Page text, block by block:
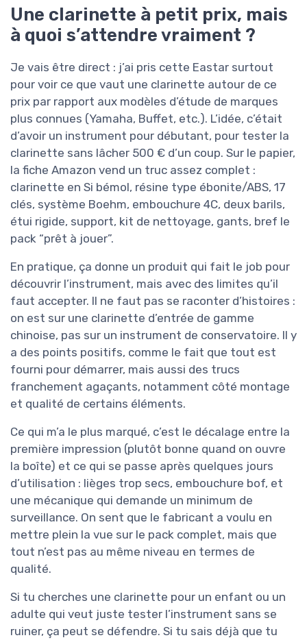
Une clarinette à petit prix, mais
à quoi s’attendre vraiment ?
Je vais être direct : j’ai pris cette Eastar surtout
pour voir ce que vaut une clarinette autour de ce
prix par rapport aux modèles d’étude de marques
plus connues (Yamaha, Buffet, etc.). L’idée, c’était
d’avoir un instrument pour débutant, pour tester la
clarinette sans lâcher 500 € d’un coup. Sur le papier,
la fiche Amazon vend un truc assez complet :
clarinette en Si bémol, résine type ébonite/ABS, 17
clés, système Boehm, embouchure 4C, deux barils,
étui rigide, support, kit de nettoyage, gants, bref le
pack “prêt à jouer”.
En pratique, ça donne un produit qui fait le job pour
découvrir l’instrument, mais avec des limites qu’il
faut accepter. Il ne faut pas se raconter d’histoires :
on est sur une clarinette d’entrée de gamme
chinoise, pas sur un instrument de conservatoire. Il y
a des points positifs, comme le fait que tout est
fourni pour démarrer, mais aussi des trucs
franchement agaçants, notamment côté montage
et qualité de certains éléments.
Ce qui m’a le plus marqué, c’est le décalage entre la
première impression (plutôt bonne quand on ouvre
la boîte) et ce qui se passe après quelques jours
d’utilisation : lièges trop secs, embouchure bof, et
une mécanique qui demande un minimum de
surveillance. On sent que le fabricant a voulu en
mettre plein la vue sur le pack complet, mais que
tout n’est pas au même niveau en termes de
qualité.
Si tu cherches une clarinette pour un enfant ou un
adulte qui veut juste tester l’instrument sans se
ruiner, ça peut se défendre. Si tu sais déjà que tu